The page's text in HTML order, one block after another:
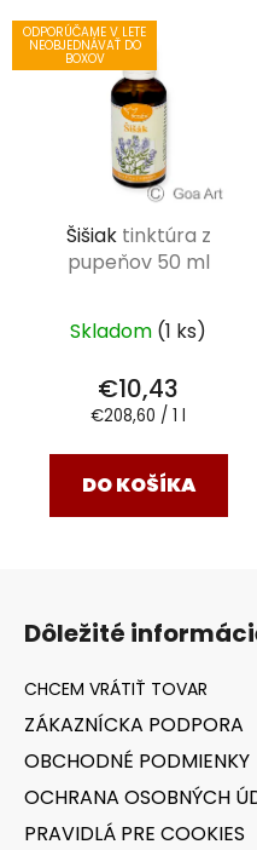
ODPORÚČAME V LETE
NEOBJEDNÁVAŤ DO
BOXOV
Šišiak tinktúra z
pupeňov 50 ml
Skladom (1 ks)
€10,43
Jednotková
€208,60 / 1 l
DO KOŠÍKA
Dôležité
ZÁKAZNÍCKA PODPORA
OBCHODNÉ PODMIENKY
OCHRANA OSOBNÝCH
PRAVIDLÁ PRE COOKIES